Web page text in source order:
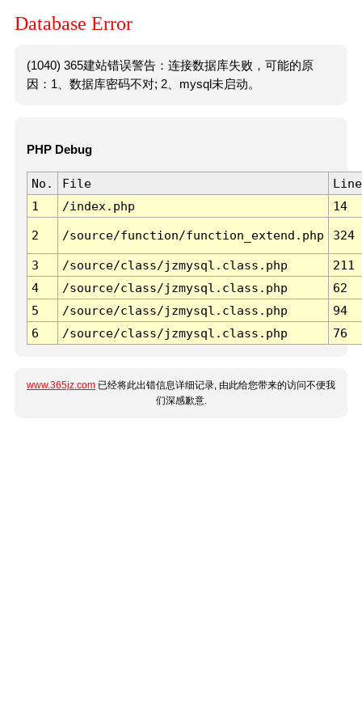
Database Error
(1040) 365建站错误警告：连接数据库失败，可能的原
因：1、数据库密码不对; 2、mysql未启动。
PHP Debug
No. File
Line
1
/index.php 14
2 /source/function/function_extend.php 324
3 /source/class/jzmysql.class.php
211
4
/source/class/jzmysql.class.php
62
5
/source/class/jzmysql.class.php
94
6
/source/class/jzmysql.class.php 76
www.365jz.com 已经将此出错信息详细记录, 由此给您带来的访问不便我
们深感歉意.